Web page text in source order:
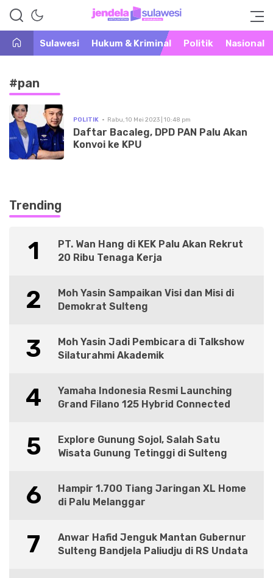
Jendela Sulawesi
Warta Peristiwa di Khatulistiwa
Sulawesi
Hukum & Kriminal Politik Nasional
#pan
POLITIK Rabu, 10 Mei 2023 | 10:48 pm
Daftar Bacaleg, DPD PAN Palu Akan
Konvoi ke KPU
Trending
1
PT. Wan Hang di KEK Palu Akan Rekrut
20 Ribu Tenaga Kerja
2
Moh Yasin Sampaikan Visi dan Misi di
Demokrat Sulteng
3
Moh Yasin Jadi Pembicara di Talkshow
Silaturahmi Akademik
4
Yamaha Indonesia Resmi Launching
Grand Filano 125 Hybrid Connected
5
Explore Gunung Sojol, Salah Satu
Wisata Gunung Tetinggi di Sulteng
6
Hampir 1.700 Tiang Jaringan XL Home
di Palu Melanggar
7
Anwar Hafid Jenguk Mantan Gubernur
Sulteng Bandjela Paliudju di RS Undata